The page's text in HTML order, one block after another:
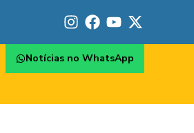
Notícias no WhatsApp